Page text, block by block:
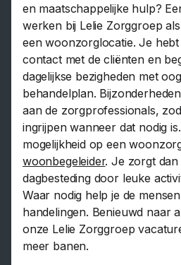
en maatschappelijke hulp?
werken bij Lelie Zorggroep
een woonzorglocatie. Je
contact met de cliënten en
dagelijkse bezigheden met
behandelplan.
aan de zorgprofessionals,
ingrijpen wanneer dat nodig
mogelijkheid op een
woonbegeleider. Je zorgt
dagbesteding door leuke
Waar nodig help je de
handelingen. Benieuwd naar
onze Lelie Zorggroep
meer banen.